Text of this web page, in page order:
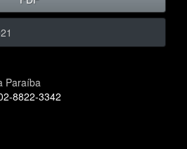
Paraíba
8822-3342